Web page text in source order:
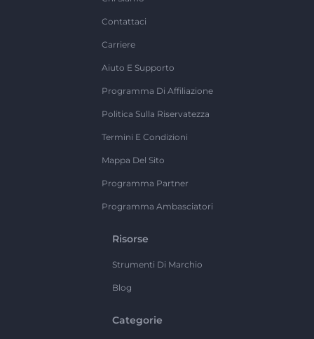
Contattaci
Carriere
Aiuto E Supporto
Programma Di Affiliazione
Politica Sulla Riservatezza
Termini E Condizioni
Mappa Del Sito
Programma Partner
Programma Ambasciatori
Risorse
Strumenti Di Marchio
Blog
Categorie